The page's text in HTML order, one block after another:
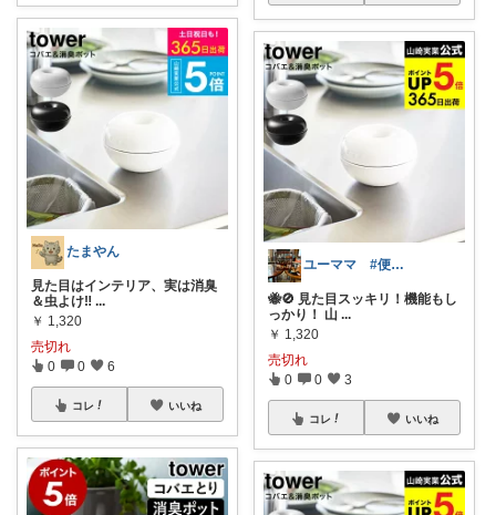
たまやん
見た目はインテリア、実は消臭
＆虫よけ‼️ ...
￥ 1,320
売切れ
0 0 6
コレ いいね
ユーママ #便利グッズ #子供服
🐝🚫 見た目スッキリ！機能もし
っかり！ 山 ...
￥ 1,320
売切れ
0 0 3
コレ いいね